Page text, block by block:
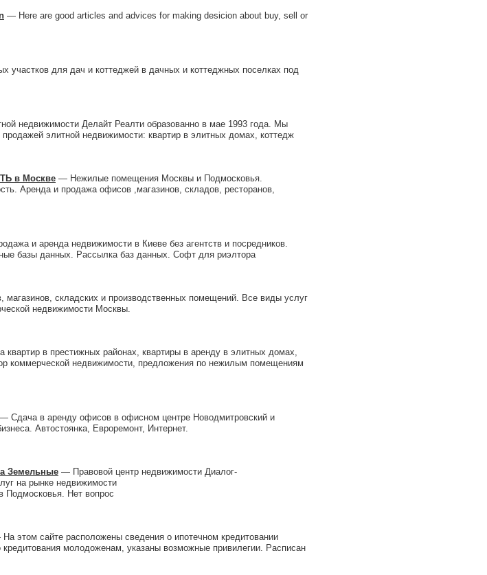
— Here are good articles and advices for making desicion about buy, sell or
участков для дач и коттеджей в дачных и коттеджных поселках под
недвижимости Делайт Реалти образованно в мае 1993 года. Мы
элитной недвижимости: квартир в элитных домах, коттедж
в Москве — Нежилые помещения Москвы и Подмосковья.
Аренда и продажа офисов ,магазинов, складов, ресторанов,
и аренда недвижимости в Киеве без агентств и посредников.
базы данных. Рассылка баз данных. Софт для риэлтора
складских и производственных помещений. Все виды услуг
недвижимости Москвы.
квартир в престижных районах, квартиры в аренду в элитных домах,
коммерческой недвижимости, предложения по нежилым помещениям
— Cдача в аренду офисов в офисном центре Новодмитровский и
Автостоянка, Евроремонт, Интернет.
Земельные — Правовой центр недвижимости Диалог-
на рынке недвижимости
Подмосковья. Нет вопрос
этом сайте расположены сведения о ипотечном кредитовании
молодоженам, указаны возможные привилегии. Расписан